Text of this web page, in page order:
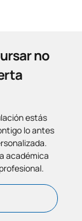
no
estás
lo antes
académica